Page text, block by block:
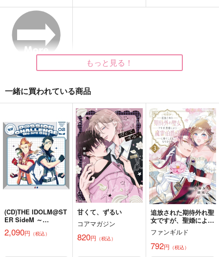
白雪姫 THE AFTER
Mimosa
715円
場地圭介×松野千冬
サンプル
心心相印
サンプル
団地のやつら【再販
サンプル
ラストワンメーター
酒は詩を釣る色を釣
る
くっついたまま、恋未
満
独奏華
幾久しく、【A5版】
いちかばちか。
1,257 円（税込）
もっと見る！
一緒に買われている商品
(CD)THE IDOLM@ST
ER SideM ～
GE We are 315！
2,090円 （税込）
甘くて、ずるい
コアマガジン
820円 （税込）
追放された期待外れ聖
女ですが、聖婚により
魔霊伯爵様に嫁ぐこと
になりました 3
ファンギルド
792円 （税込）